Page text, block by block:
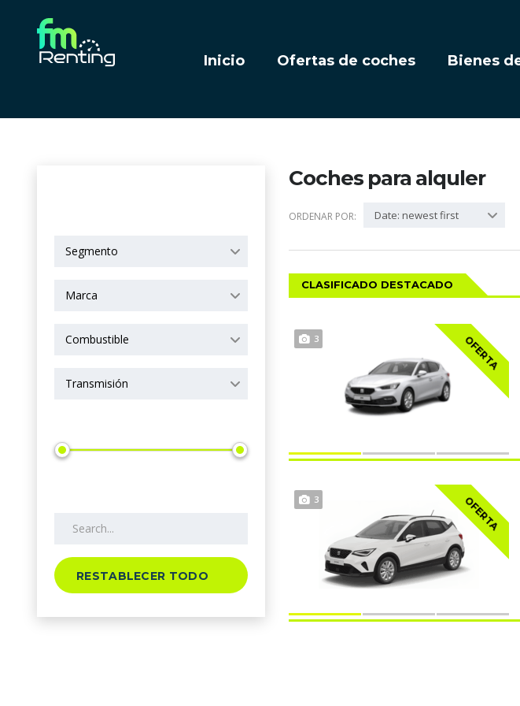
Inicio Ofertas de coches Bienes
Segmento
Marca
Combustible
Transmisión
RESTABLECER TODO
Coches para alquler
ORDENAR POR: Date: newest first
CLASIFICADO DESTACADO
3 OFERTA
3 OFERTA